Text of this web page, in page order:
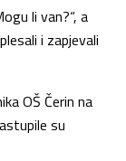
li van?“, a
i zapjevali
OŠ Čerin na
su